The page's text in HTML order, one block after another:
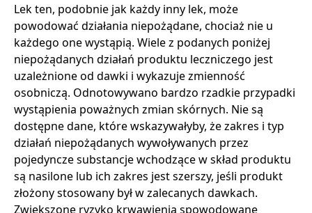
Lek ten, podobnie jak każdy inny lek, może
powodować działania niepożądane, chociaż nie u
każdego one wystąpią. Wiele z podanych poniżej
niepożądanych działań produktu leczniczego jest
uzależnione od dawki i wykazuje zmienność
osobniczą. Odnotowywano bardzo rzadkie przypadki
wystąpienia poważnych zmian skórnych. Nie są
dostępne dane, które wskazywałyby, że zakres i typ
działań niepożądanych wywoływanych przez
pojedyncze substancje wchodzące w skład produktu
są nasilone lub ich zakres jest szerszy, jeśli produkt
złożony stosowany był w zalecanych dawkach.
Zwiększone ryzyko krwawienia spowodowane